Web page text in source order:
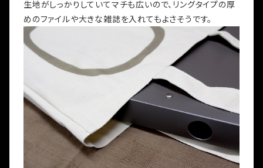
生地がしっかりしていてマチも広いので、リングタイプの厚
めのファイルや大きな雑誌を入れてもよさそうです。